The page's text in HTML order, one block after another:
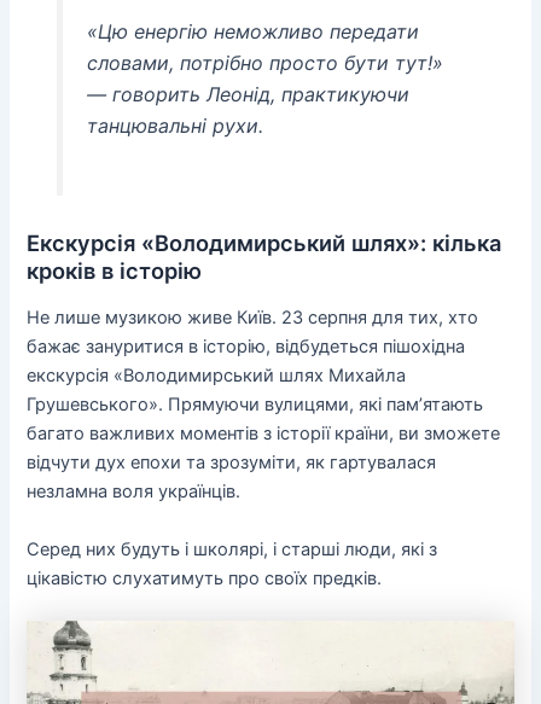
«Цю енергію неможливо передати
словами, потрібно просто бути тут!»
— говорить Леонід, практикуючи
танцювальні рухи.
Екскурсія «Володимирський шлях»: кілька
кроків в історію
Не лише музикою живе Київ. 23 серпня для тих, хто
бажає зануритися в історію, відбудеться пішохідна
екскурсія «Володимирський шлях Михайла
Грушевського». Прямуючи вулицями, які пам’ятають
багато важливих моментів з історії країни, ви зможете
відчути дух епохи та зрозуміти, як гартувалася
незламна воля українців.
Серед них будуть і школярі, і старші люди, які з
цікавістю слухатимуть про своїх предків.